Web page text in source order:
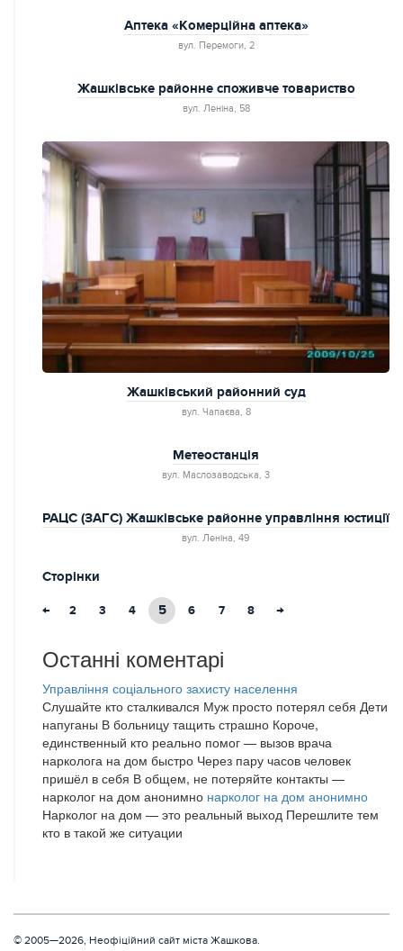
Аптека «Комерційна аптека»
вул. Перемоги, 2
Жашківське районне споживче товариство
вул. Ленiна, 58
Жашківський районний суд
вул. Чапаєва, 8
Метеостанція
вул. Маслозаводська, 3
РАЦС (ЗАГС) Жашківське районне управління юстиції
вул. Леніна, 49
Сторінки
← 2 3 4 5 6 7 8 →
Останні коментарі
Управління соціального захисту населення
Слушайте кто сталкивался Муж просто потерял себя Дети
напуганы В больницу тащить страшно Короче,
единственный кто реально помог — вызов врача
нарколога на дом быстро Через пару часов человек
пришёл в себя В общем, не потеряйте контакты —
нарколог на дом анонимно нарколог на дом анонимно
Нарколог на дом — это реальный выход Перешлите тем
кто в такой же ситуации
© 2005—2026, Неофіційний сайт міста Жашкова.